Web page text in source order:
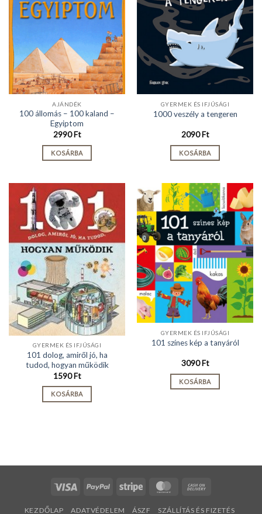
AJÁNDÉK
100 állomás – 100 kaland –
Egyiptom
2990Ft
KOSÁRBA
GYERMEK ÉS IFJÚSÁGI
1000 veszély a tengeren
2090Ft
KOSÁRBA
GYERMEK ÉS IFJÚSÁGI
101 dolog, amiről jó, ha
tudod, hogyan működik
1590Ft
KOSÁRBA
GYERMEK ÉS IFJÚSÁGI
101 színes kép a tanyáról
3090Ft
KOSÁRBA
Visa PayPal Stripe MasterCard
KEZDŐLAP ADATVÉDELEM ÁSZF
SZÁLLÍTÁS ÉS FIZETÉS